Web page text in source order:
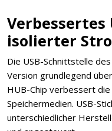
Verbessertes
isolierter
Die USB-Schnittstelle
Version grundlegend
HUB-Chip verbessert
Speichermedien. USB-
unterschiedlicher